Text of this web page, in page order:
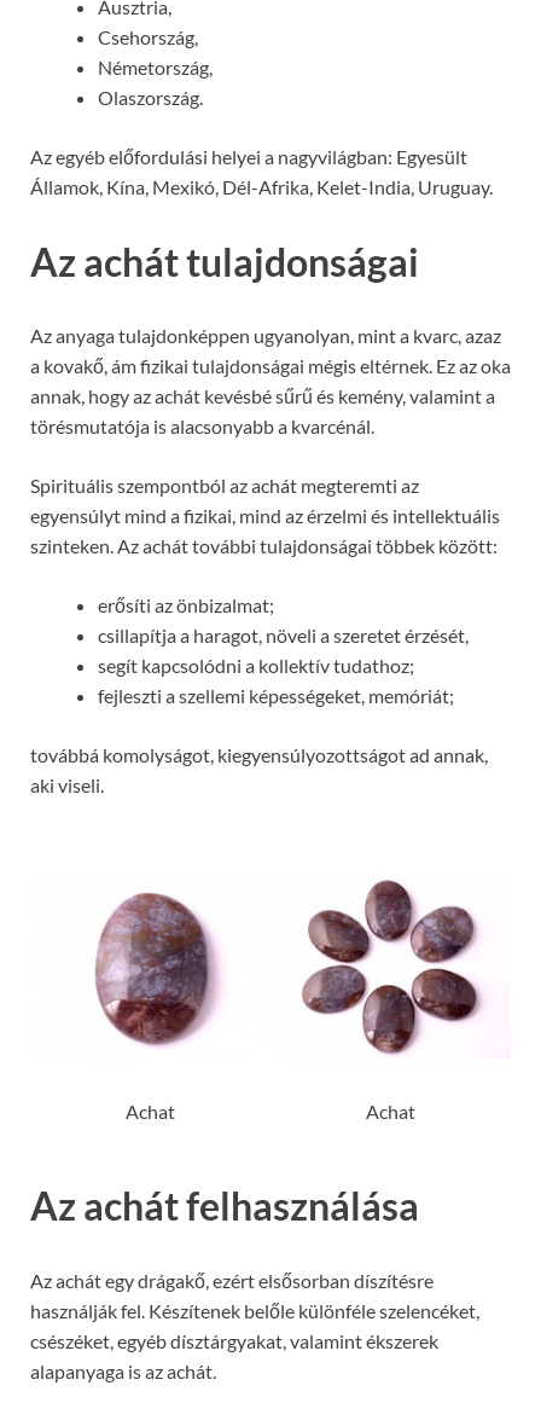
Ausztria,
Csehország,
Németország,
Olaszország.
Az egyéb előfordulási helyei a nagyvilágban: Egyesült
Államok, Kína, Mexikó, Dél-Afrika, Kelet-India, Uruguay.
Az achát tulajdonságai
Az anyaga tulajdonképpen ugyanolyan, mint a kvarc, azaz
a kovakő, ám fizikai tulajdonságai mégis eltérnek. Ez az oka
annak, hogy az achát kevésbé sűrű és kemény, valamint a
törésmutatója is alacsonyabb a kvarcénál.
Spirituális szempontból az achát megteremti az
egyensúlyt mind a fizikai, mind az érzelmi és intellektuális
szinteken. Az achát további tulajdonságai többek között:
erősíti az önbizalmat;
csillapítja a haragot, növeli a szeretet érzését,
segít kapcsolódni a kollektív tudathoz;
fejleszti a szellemi képességeket, memóriát;
továbbá komolyságot, kiegyensúlyozottságot ad annak,
aki viseli.
Achat Achat
Az achát felhasználása
Az achát egy drágakő, ezért elsősorban díszítésre
használják fel. Készítenek belőle különféle szelencéket,
csészéket, egyéb dísztárgyakat, valamint ékszerek
alapanyaga is az achát.